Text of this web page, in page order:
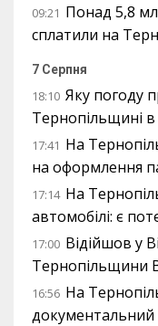
09:21 Понад 5,8
сплатили на
7 Серпня
18:10 Яку погоду
Тернопільщині в
17:41 На
на оформлення
17:14 На
автомобілі: є
17:00 Відійшов у
Тернопільщини
16:56 На